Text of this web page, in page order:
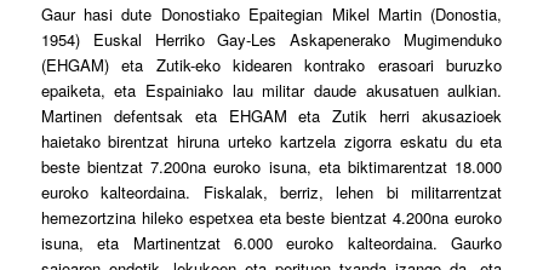
Gaur hasi dute Donostiako Epaitegian Mikel Martin (Donostia,
1954) Euskal Herriko Gay-Les Askapenerako Mugimenduko
(EHGAM) eta Zutik-eko kidearen kontrako erasoari buruzko
epaiketa, eta Espainiako lau militar daude akusatuen aulkian.
Martinen defentsak eta EHGAM eta Zutik herri akusazioek
haietako birentzat hiruna urteko kartzela zigorra eskatu du eta
beste bientzat 7.200na euroko isuna, eta biktimarentzat 18.000
euroko kalteordaina. Fiskalak, berriz, lehen bi militarrentzat
hemezortzina hileko espetxea eta beste bientzat 4.200na euroko
isuna, eta Martinentzat 6.000 euroko kalteordaina. Gaurko